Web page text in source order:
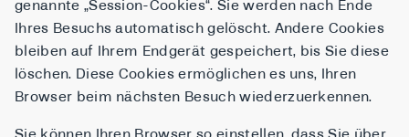
genannte „Session-Cookies“. Sie werden nach Ende
Ihres Besuchs automatisch gelöscht. Andere Cookies
bleiben auf Ihrem Endgerät gespeichert, bis Sie diese
löschen. Diese Cookies ermöglichen es uns, Ihren
Browser beim nächsten Besuch wiederzuerkennen.